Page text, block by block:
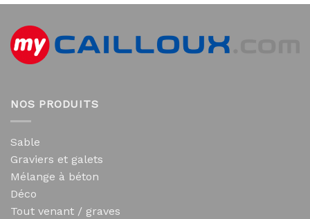
NOS PRODUITS
Sable
Graviers et galets
Mélange à béton
Déco
Tout venant / graves